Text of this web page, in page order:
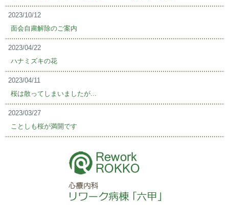
2023/10/12
面会自粛解除のご案内
2023/04/22
ハナミズキの花
2023/04/11
桜は散ってしまいましたが...
2023/03/27
ことしも桜が満開です